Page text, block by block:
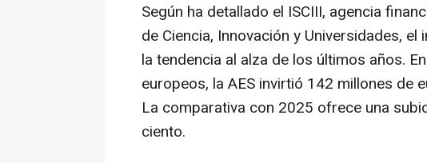
Según ha detallado el ISCIII, agencia
de Ciencia, Innovación y Universidades,
la tendencia al alza de los últimos años.
europeos, la AES invirtió 142 millones de
La comparativa con 2025 ofrece una
ciento.